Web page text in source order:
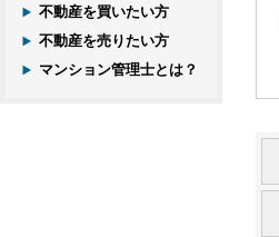
不動産を買いたい方
不動産を売りたい方
マンション管理士とは？